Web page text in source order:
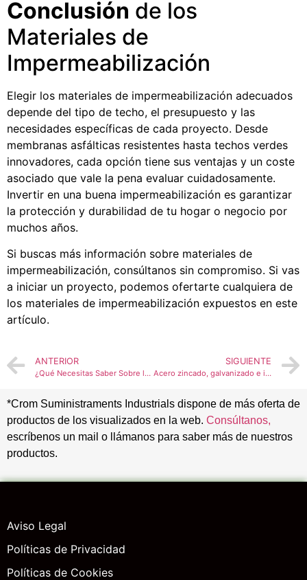
Conclusión de los
Materiales de
Impermeabilización
Elegir los materiales de impermeabilización adecuados
depende del tipo de techo, el presupuesto y las
necesidades específicas de cada proyecto. Desde
membranas asfálticas resistentes hasta techos verdes
innovadores, cada opción tiene sus ventajas y un coste
asociado que vale la pena evaluar cuidadosamente.
Invertir en una buena impermeabilización es garantizar
la protección y durabilidad de tu hogar o negocio por
muchos años.
Si buscas más información sobre materiales de
impermeabilización, consúltanos sin compromiso. Si vas
a iniciar un proyecto, podemos ofertarte cualquiera de
los materiales de impermeabilización expuestos en este
artículo.
ANTERIOR
¿Qué Necesitas Saber Sobre las Brocas?
SIGUIENTE
Acero zincado, galvanizado e inoxidable: diferencias y aplicaciones
*Crom Suministraments Industrials dispone de más oferta de
productos de los visualizados en la web. Consúltanos,
escríbenos un mail o llámanos para saber más de nuestros
productos.
Aviso Legal
Políticas de Privacidad
Políticas de Cookies